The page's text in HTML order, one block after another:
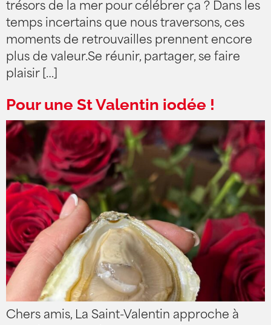
trésors de la mer pour célébrer ça ? Dans les
temps incertains que nous traversons, ces
moments de retrouvailles prennent encore
plus de valeur.Se réunir, partager, se faire
plaisir […]
Pour une St Valentin iodée !
Chers amis, La Saint-Valentin approche à